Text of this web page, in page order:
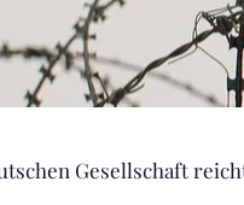
Gesellschaft